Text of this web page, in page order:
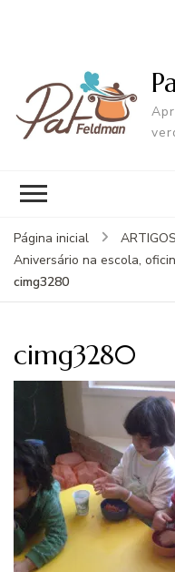
Página inicial ARTIGOS
Aniversário na escola,
cimg3280
cimg3280